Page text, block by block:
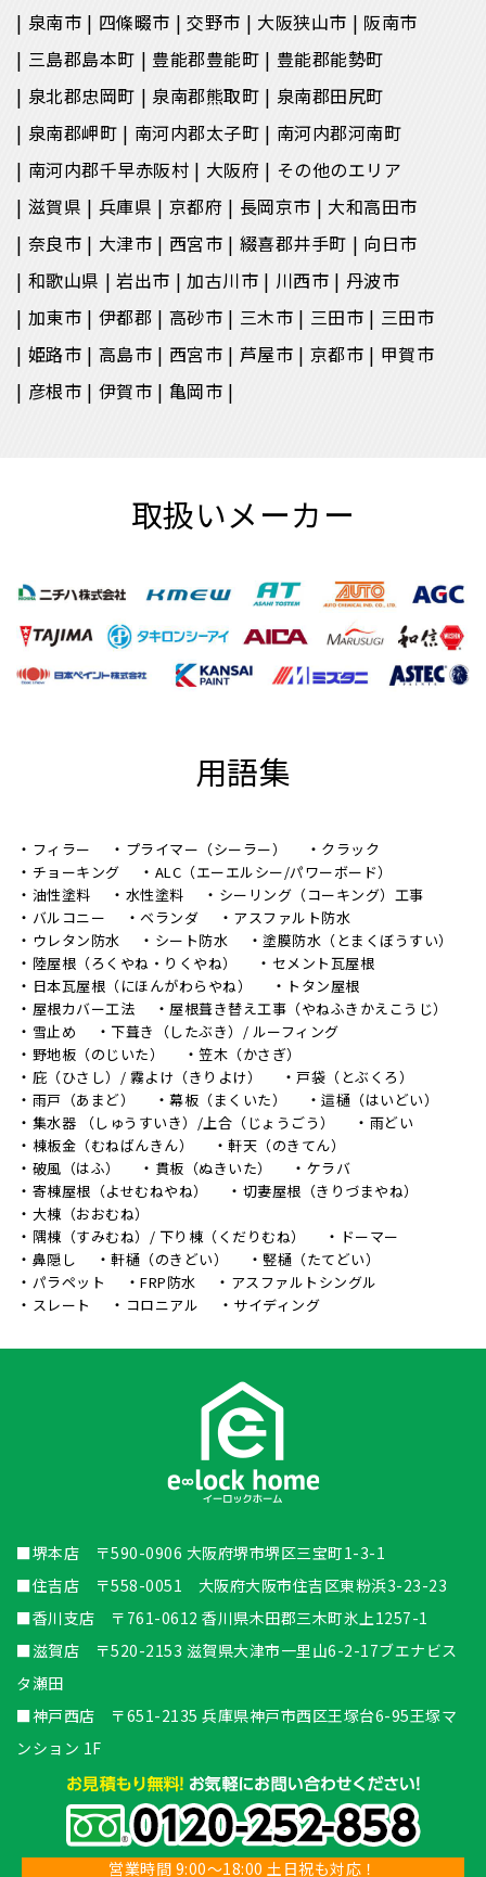
泉南市
四條畷市 交野市 大阪狭山市
阪南市
三島郡島本町
豊能郡豊能町
豊能郡能勢町
泉北郡忠岡町
泉南郡熊取町
泉南郡田尻町
泉南郡岬町
南河内郡太子町
南河内郡河南町
南河内郡千早赤阪村
大阪府
その他のエリア
滋賀県
兵庫県 京都府 長岡京市
大和高田市
奈良市
大津市 西宮市 綴喜郡井手町
向日市
和歌山県
岩出市 加古川市 川西市
丹波市
加東市
伊都郡 高砂市 三木市 三田市
三田市
姫路市
高島市 西宮市 芦屋市 京都市
甲賀市
彦根市
伊賀市 亀岡市
取扱いメーカー
用語集
フィラー プライマー（シーラー）
クラック
チョーキング
ALC（エーエルシー/パワーボード）
油性塗料
水性塗料
シーリング（コーキング）工事
バルコニー
ベランダ
アスファルト防水
ウレタン防水
シート防水
塗膜防水（とまくぼうすい）
陸屋根（ろくやね・りくやね）
セメント瓦屋根
日本瓦屋根（にほんがわらやね）
トタン屋根
屋根カバー工法
屋根葺き替え工事（やねふきかえこうじ）
雪止め
下葺き（したぶき）/ ルーフィング
野地板（のじいた）
笠木（かさぎ）
庇（ひさし）/ 霧よけ（きりよけ）
戸袋（とぶくろ）
雨戸（あまど）
幕板（まくいた）
這樋（はいどい）
集水器 （しゅうすいき）/上合（じょうごう）
雨どい
棟板金（むねばんきん）
軒天（のきてん）
破風（はふ）
貫板（ぬきいた）
ケラバ
寄棟屋根（よせむねやね）
切妻屋根（きりづまやね）
大棟（おおむね）
隅棟（すみむね）/ 下り棟（くだりむね）
ドーマー
鼻隠し
軒樋（のきどい）
竪樋（たてどい）
パラペット
FRP防水
アスファルトシングル
スレート
コロニアル サイディング
■堺本店 〒590-0906 大阪府堺市堺区三宝町1-3-1
■住吉店 〒558-0051 大阪府大阪市住吉区東粉浜3-23-23
■香川支店 〒761-0612 香川県木田郡三木町氷上1257-1
■滋賀店 〒520-2153 滋賀県大津市一里山6-2-17ブエナビス
タ瀬田
■神戸西店 〒651-2135 兵庫県神戸市西区王塚台6-95王塚マ
ンション 1F
営業時間 9:00～18:00 土日祝も対応！